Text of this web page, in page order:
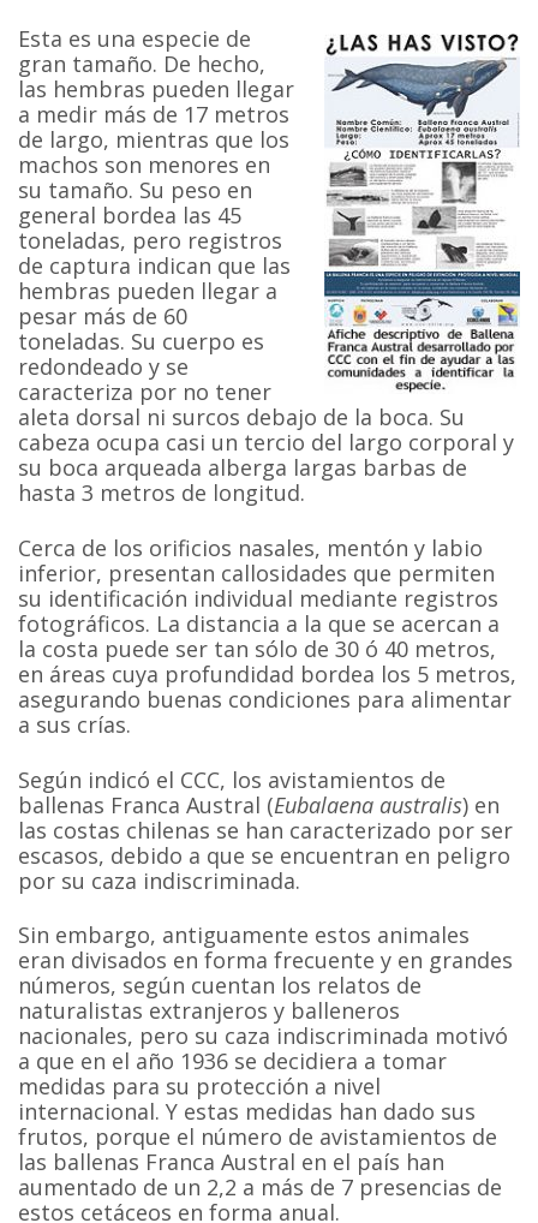
Esta es una especie de
gran tamaño. De hecho,
las hembras pueden llegar
a medir más de 17 metros
de largo, mientras que los
machos son menores en
su tamaño. Su peso en
general bordea las 45
toneladas, pero registros
de captura indican que las
hembras pueden llegar a
pesar más de 60
toneladas. Su cuerpo es
redondeado y se
caracteriza por no tener
aleta dorsal ni surcos debajo de la boca. Su
cabeza ocupa casi un tercio del largo corporal y
su boca arqueada alberga largas barbas de
hasta 3 metros de longitud.
Cerca de los orificios nasales, mentón y labio
inferior, presentan callosidades que permiten
su identificación individual mediante registros
fotográficos. La distancia a la que se acercan a
la costa puede ser tan sólo de 30 ó 40 metros,
en áreas cuya profundidad bordea los 5 metros,
asegurando buenas condiciones para alimentar
a sus crías.
Según indicó el CCC, los avistamientos de
ballenas Franca Austral (Eubalaena australis) en
las costas chilenas se han caracterizado por ser
escasos, debido a que se encuentran en peligro
por su caza indiscriminada.
Sin embargo, antiguamente estos animales
eran divisados en forma frecuente y en grandes
números, según cuentan los relatos de
naturalistas extranjeros y balleneros
nacionales, pero su caza indiscriminada motivó
a que en el año 1936 se decidiera a tomar
medidas para su protección a nivel
internacional. Y estas medidas han dado sus
frutos, porque el número de avistamientos de
las ballenas Franca Austral en el país han
aumentado de un 2,2 a más de 7 presencias de
estos cetáceos en forma anual.